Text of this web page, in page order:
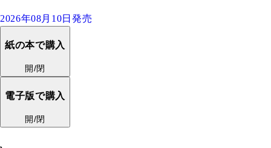
2026年08月10日発売
紙の本で購入
開/閉
電子版で購入
開/閉